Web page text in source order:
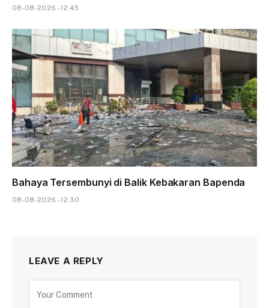
08-08-2026 - 12.45
Bahaya Tersembunyi di Balik Kebakaran Bapenda
08-08-2026 - 12.30
LEAVE A REPLY